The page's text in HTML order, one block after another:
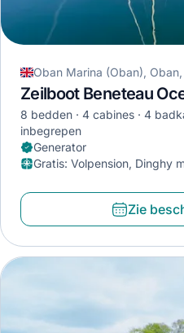
Oban Marina (Oban),
Zeilboot Beneteau
8 bedden 4 cabines 4
inbegrepen
Generator
Gratis: Volpension, Dinghy
Zie